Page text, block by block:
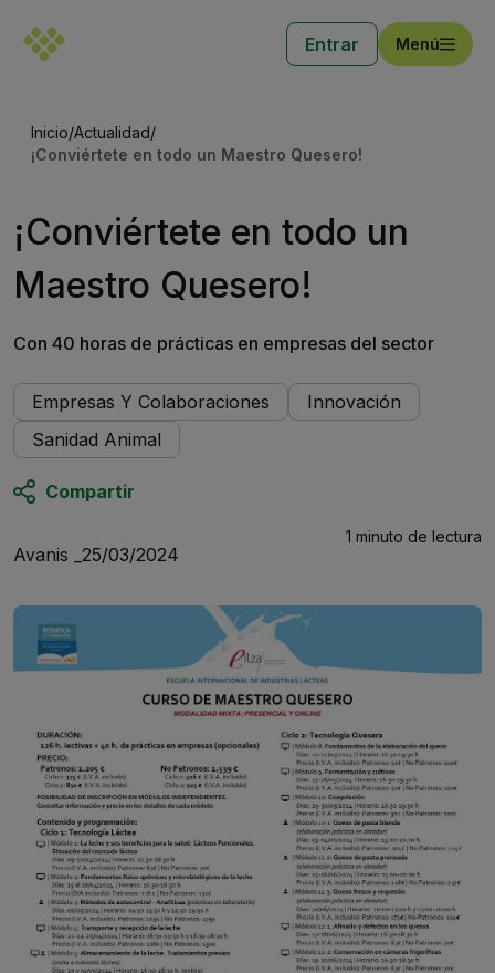
Entrar Menú
Inicio/Actualidad/
¡Conviértete en todo un Maestro Quesero!
¡Conviértete en todo un
Maestro Quesero!
Con 40 horas de prácticas en empresas del sector
Empresas Y Colaboraciones
Innovación
Sanidad Animal
Compartir
Avanis _ 25/03/2024
1 minuto de lectura